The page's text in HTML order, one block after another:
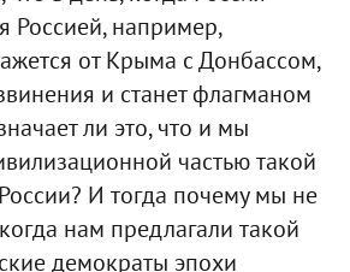
Россией, например,
от Крыма с Донбассом,
и станет флагманом
ли это, что и мы
частью такой
И тогда почему мы не
нам предлагали такой
демократы эпохи